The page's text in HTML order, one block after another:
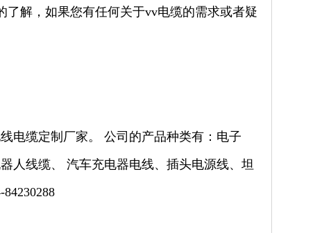
解，如果您有任何关于vv电缆的需求或者疑
电缆定制厂家。 公司的产品种类有：电子
人线缆、 汽车充电器电线、插头电源线、坦